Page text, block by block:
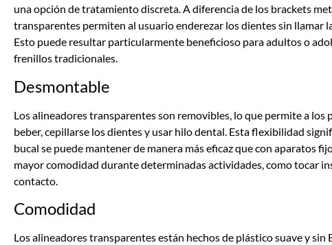
una opción de tratamiento discreta. A diferencia de los brackets
transparentes permiten al usuario enderezar los dientes sin llamar
Esto puede resultar particularmente beneficioso para adultos o
frenillos tradicionales.
Desmontable
Los alineadores transparentes son removibles, lo que permite a los
beber, cepillarse los dientes y usar hilo dental. Esta flexibilidad
bucal se puede mantener de manera más eficaz que con aparatos
mayor comodidad durante determinadas actividades, como tocar
contacto.
Comodidad
Los alineadores transparentes están hechos de plástico suave y